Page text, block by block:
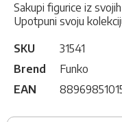
Sakupi figurice iz
Upotpuni svoju
SKU
31541
Brend
Funko
EAN